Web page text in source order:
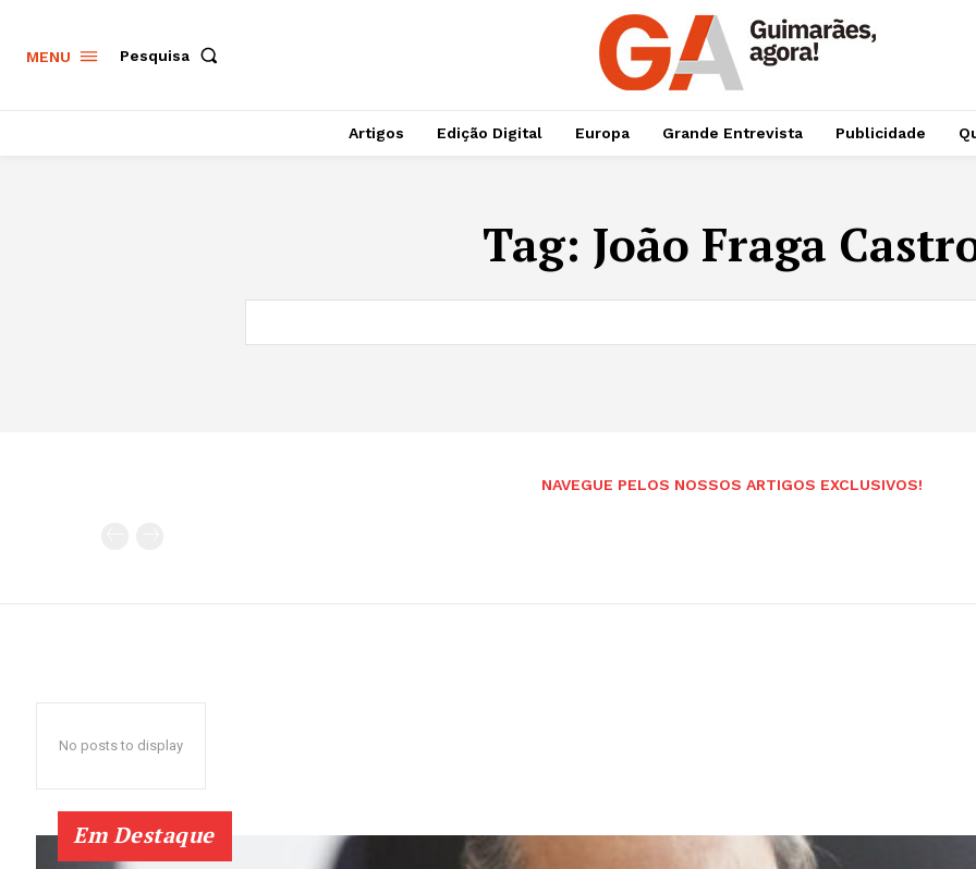
MENU Pesquisa
Artigos Edição Digital Europa Grande Entrevista Publicidade
Tag: João Fraga
NAVEGUE PELOS NOSSOS ARTIGOS EXCLUSIVOS!
No posts to display
Em Destaque